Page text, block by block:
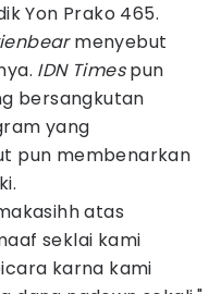
Yon Prako 465.
menyebut
IDN Timespun
bersangkutan
yang
pun membenarkan
atas
seklai kami
karna kami